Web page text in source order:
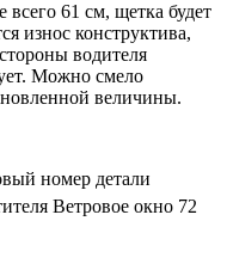
61 см, щетка будет
износ конструктива,
водителя
Можно смело
величины.
номер детали
Ветровое окно 72